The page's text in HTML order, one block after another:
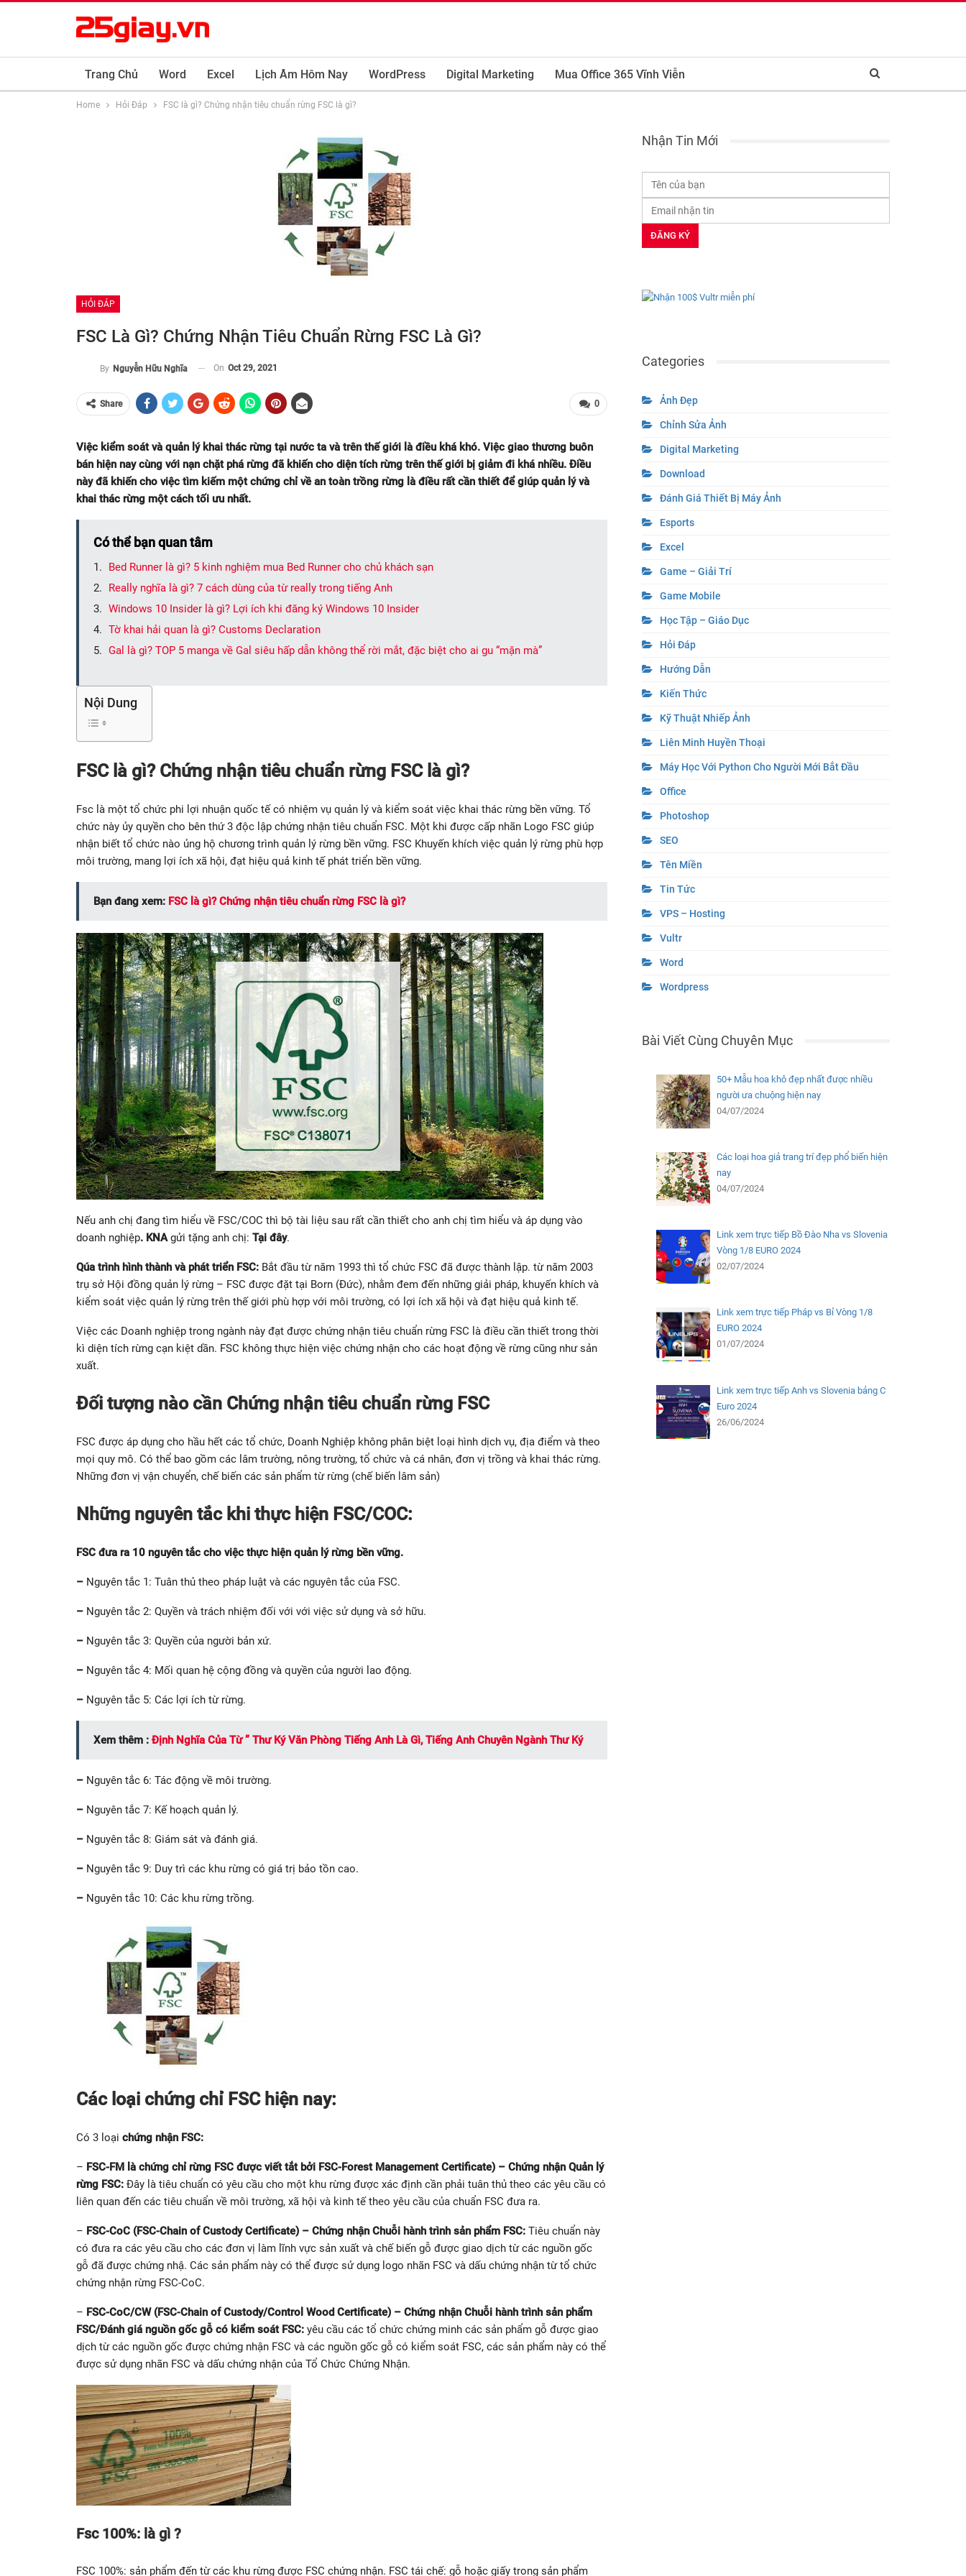
Trang Chủ Word Excel Lịch Âm Hôm Nay WordPress Digital Marketing Mua Office 365 Vĩnh Viễn
Home Hỏi Đáp FSC là gì? Chứng nhận tiêu chuẩn rừng FSC là gì?
HỎI ĐÁP
FSC Là Gì? Chứng Nhận Tiêu Chuẩn Rừng FSC Là Gì?
By Nguyễn Hữu Nghĩa On Oct 29, 2021
0
Share
Việc kiểm soát và quản lý khai thác rừng tại nước ta và trên thế giới là điều khá khó. Việc giao thương buôn
bán hiện nay cùng với nạn chặt phá rừng đã khiến cho diện tích rừng trên thế giới bị giảm đi khá nhiều. Điều
này đã khiến cho việc tìm kiếm một chứng chỉ về an toàn trồng rừng là điều rất cần thiết để giúp quản lý và
khai thác rừng một cách tối ưu nhất.
Có thể bạn quan tâm
Bed Runner là gì? 5 kinh nghiệm mua Bed Runner cho chủ khách sạn
Really nghĩa là gì? 7 cách dùng của từ really trong tiếng Anh
Windows 10 Insider là gì? Lợi ích khi đăng ký Windows 10 Insider
Tờ khai hải quan là gì? Customs Declaration
Gal là gì? TOP 5 manga về Gal siêu hấp dẫn không thể rời mắt, đặc biệt cho ai gu “mặn mà”
Nội Dung
FSC là gì? Chứng nhận tiêu chuẩn rừng FSC là gì?
Fsc là một tổ chức phi lợi nhuận quốc tế có nhiệm vụ quản lý và kiểm soát việc khai thác rừng bền vững. Tổ
chức này ủy quyền cho bên thứ 3 độc lập chứng nhận tiêu chuẩn FSC. Một khi được cấp nhãn Logo FSC giúp
nhận biết tổ chức nào ủng hộ chương trình quản lý rừng bền vững. FSC Khuyến khích việc quản lý rừng phù hợp
môi trường, mang lợi ích xã hội, đạt hiệu quả kinh tế phát triển bền vững.
Bạn đang xem: FSC là gì? Chứng nhận tiêu chuẩn rừng FSC là gì?
Nếu anh chị đang tìm hiểu về FSC/COC thì bộ tài liệu sau rất cần thiết cho anh chị tìm hiểu và áp dụng vào
doanh nghiệp. KNAgửi tặng anh chị: Tại đây.
Qúa trình hình thành và phát triển FSC: Bắt đầu từ năm 1993 thì tổ chức FSC đã được thành lập. từ năm 2003
trụ sở Hội đồng quản lý rừng – FSC được đặt tại Born (Đức), nhằm đem đến những giải pháp, khuyến khích và
kiểm soát việc quản lý rừng trên thế giới phù hợp với môi trường, có lợi ích xã hội và đạt hiệu quả kinh tế.
Việc các Doanh nghiệp trong ngành này đạt được chứng nhận tiêu chuẩn rừng FSC là điều cần thiết trong thời
kì diện tích rừng cạn kiệt dần. FSC không thực hiện việc chứng nhận cho các hoạt động về rừng cũng như sản
xuất.
Đối tượng nào cần Chứng nhận tiêu chuẩn rừng FSC
FSC được áp dụng cho hầu hết các tổ chức, Doanh Nghiệp không phân biệt loại hình dịch vụ, địa điểm và theo
mọi quy mô. Có thể bao gồm các lâm trường, nông trường, tổ chức và cá nhân, đơn vị trồng và khai thác rừng.
Những đơn vị vận chuyển, chế biến các sản phẩm từ rừng (chế biến lâm sản)
Những nguyên tắc khi thực hiện FSC/COC:
FSC đưa ra 10 nguyên tắc cho việc thực hiện quản lý rừng bền vững.
– Nguyên tắc 1: Tuân thủ theo pháp luật và các nguyên tắc của FSC.
– Nguyên tắc 2: Quyền và trách nhiệm đối với với việc sử dụng và sở hữu.
– Nguyên tắc 3: Quyền của người bản xứ.
– Nguyên tắc 4: Mối quan hệ cộng đồng và quyền của người lao động.
– Nguyên tắc 5: Các lợi ích từ rừng.
Xem thêm : Định Nghĩa Của Từ ” Thư Ký Văn Phòng Tiếng Anh Là Gì, Tiếng Anh Chuyên Ngành Thư Ký
– Nguyên tắc 6: Tác động về môi trường.
– Nguyên tắc 7: Kế hoạch quản lý.
– Nguyên tắc 8: Giám sát và đánh giá.
– Nguyên tắc 9: Duy trì các khu rừng có giá trị bảo tồn cao.
– Nguyên tắc 10: Các khu rừng trồng.
Các loại chứng chỉ FSC hiện nay:
Có 3 loại chứng nhận FSC:
– FSC-FM là chứng chỉ rừng FSC được viết tắt bởi FSC-Forest Management Certificate) – Chứng nhận Quản lý
rừng FSC: Đây là tiêu chuẩn có yêu cầu cho một khu rừng được xác định cần phải tuân thủ theo các yêu cầu có
liên quan đến các tiêu chuẩn về môi trường, xã hội và kinh tế theo yêu cầu của chuẩn FSC đưa ra.
– FSC-CoC (FSC-Chain of Custody Certificate) – Chứng nhận Chuỗi hành trình sản phẩm FSC: Tiêu chuẩn này
có đưa ra các yêu cầu cho các đơn vị làm lĩnh vực sản xuất và chế biến gỗ được giao dịch từ các nguồn gốc
gỗ đã được chứng nhậ. Các sản phẩm này có thể được sử dụng logo nhãn FSC và dấu chứng nhận từ tổ chức
chứng nhận rừng FSC-CoC.
– FSC-CoC/CW(FSC-Chain of Custody/Control Wood Certificate) – Chứng nhận Chuỗi hành trình sản phẩm
FSC/Đánh giá nguồn gốc gỗ có kiểm soát FSC: yêu cầu các tổ chức chứng minh các sản phẩm gỗ được giao
dịch từ các nguồn gốc được chứng nhận FSC và các nguồn gốc gỗ có kiểm soát FSC, các sản phẩm này có thể
được sử dụng nhãn FSC và dấu chứng nhận của Tổ Chức Chứng Nhận.
Fsc 100%: là gì ?
FSC 100%: sản phẩm đến từ các khu rừng được FSC chứng nhận. FSC tái chế: gỗ hoặc giấy trong sản phẩm
Nhận Tin Mới
Categories
Ảnh Đẹp
Chỉnh Sửa Ảnh
Digital Marketing
Download
Đánh Giá Thiết Bị Máy Ảnh
Esports
Excel
Game – Giải Trí
Game Mobile
Học Tập – Giáo Dục
Hỏi Đáp
Hướng Dẫn
Kiến Thức
Kỹ Thuật Nhiếp Ảnh
Liên Minh Huyền Thoại
Máy Học Với Python Cho Người Mới Bắt Đầu
Office
Photoshop
SEO
Tên Miền
Tin Tức
VPS – Hosting
Vultr
Word
Wordpress
Bài Viết Cùng Chuyên Mục
50+ Mẫu hoa khô đẹp nhất được nhiều
người ưa chuộng hiện nay
04/07/2024
Các loại hoa giả trang trí đẹp phổ biến hiện
nay
04/07/2024
Link xem trực tiếp Bồ Đào Nha vs Slovenia
Vòng 1/8 EURO 2024
02/07/2024
Link xem trực tiếp Pháp vs Bỉ Vòng 1/8
EURO 2024
01/07/2024
Link xem trực tiếp Anh vs Slovenia bảng C
Euro 2024
26/06/2024